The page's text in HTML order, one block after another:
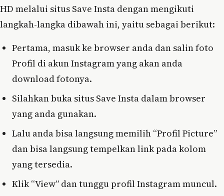
HD melalui situs Save Insta dengan mengikuti
langkah-langka dibawah ini, yaitu sebagai berikut:
Pertama, masuk ke browser anda dan salin foto
Profil di akun Instagram yang akan anda
download fotonya.
Silahkan buka situs Save Insta dalam browser
yang anda gunakan.
Lalu anda bisa langsung memilih “Profil Picture”
dan bisa langsung tempelkan link pada kolom
yang tersedia.
Klik “View” dan tunggu profil Instagram muncul.